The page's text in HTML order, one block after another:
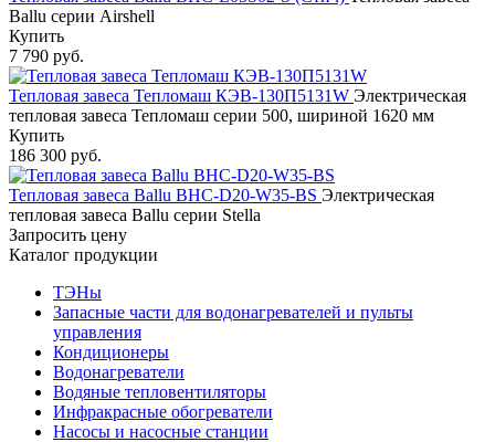
Ballu серии Airshell
Купить
7 790 руб.
Тепловая завеса Тепломаш КЭВ-130П5131W Электрическая
тепловая завеса Тепломаш серии 500, шириной 1620 мм
Купить
186 300 руб.
Тепловая завеса Ballu BHC-D20-W35-BS Электрическая
тепловая завеса Ballu серии Stella
Запросить цену
Каталог продукции
ТЭНы
Запасные части для водонагревателей и пульты
управления
Кондиционеры
Водонагреватели
Водяные тепловентиляторы
Инфракрасные обогреватели
Насосы и насосные станции